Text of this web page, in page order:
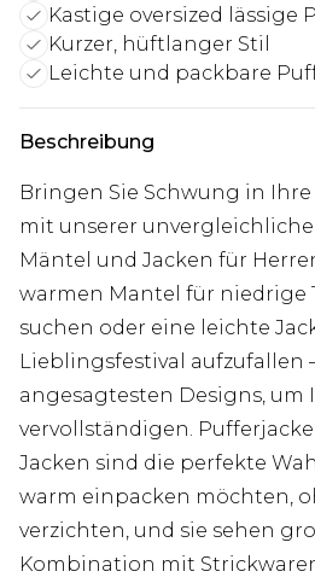
Kastige oversized lässige
Kurzer, hüftlanger Stil
Leichte und packbare
Beschreibung
Bringen Sie Schwung in
mit unserer
Mäntel und Jacken für
warmen Mantel für niedrige
suchen oder eine leichte
Lieblingsfestival aufzufallen
angesagtesten Designs, um
vervollständigen.
Jacken sind die perfekte
warm einpacken möchten,
verzichten, und sie sehen
Kombination mit